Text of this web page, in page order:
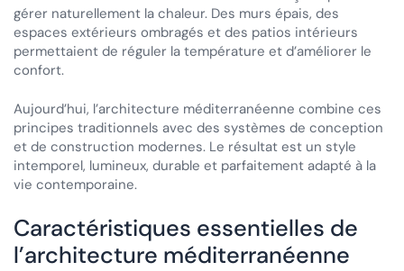
gérer naturellement la chaleur. Des murs épais, des
espaces extérieurs ombragés et des patios intérieurs
permettaient de réguler la température et d’améliorer le
confort.
Aujourd’hui, l’architecture méditerranéenne combine ces
principes traditionnels avec des systèmes de conception
et de construction modernes. Le résultat est un style
intemporel, lumineux, durable et parfaitement adapté à la
vie contemporaine.
Caractéristiques essentielles de
l’architecture méditerranéenne